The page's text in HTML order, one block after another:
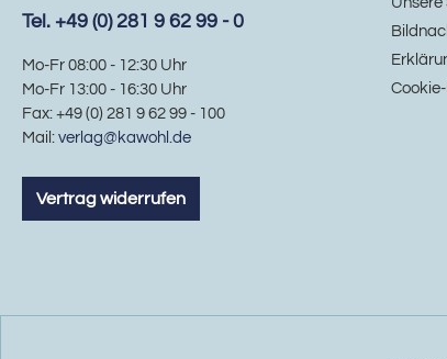
Tel. +49 (0) 281 9 62 99 - 0
Mo-Fr 08:00 - 12:30 Uhr
Mo-Fr 13:00 - 16:30 Uhr
Fax: +49 (0) 281 9 62 99 - 100
Mail: verlag@kawohl.de
Vertrag widerrufen